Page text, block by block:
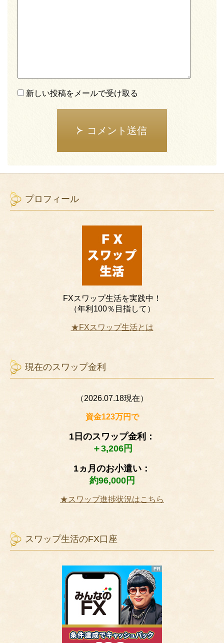
新しい投稿をメールで受け取る
コメント送信
プロフィール
FXスワップ生活を実践中！
（年利100％目指して）
★FXスワップ生活とは
現在のスワップ金利
（2026.07.18現在）
資金123万円で
1日のスワップ金利：
＋3,206円
1ヵ月のお小遣い：
約96,000円
★スワップ進捗状況はこちら
スワップ生活のFX口座